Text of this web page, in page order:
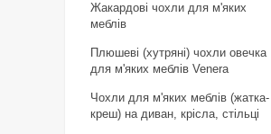
Жакардові чохли для м'яких
меблів
Плюшеві (хутряні) чохли овечка
для м'яких меблів Venera
Чохли для м'яких меблів (жатка-
креш) на диван, крісла, стільці